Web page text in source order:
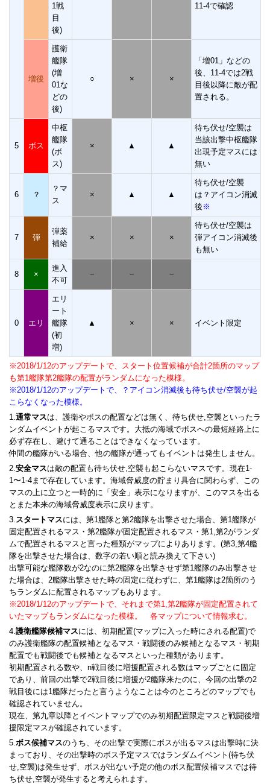
1戦
目
後)
11-4で確認
増後
護衛
艦隊
(増
01な
どの
後)
○ × ×
「増01」などの
後、11-4では2戦
目後以降に敵が配
置される。
5 ボス
中枢
艦隊
(ボ
ス)
× ▲ ▲
待ち伏せ/空襲は
当該出撃中枢艦隊
出現予定マスには
無い
6 ？
？マ
ス
× ▲ ▲
待ち伏せ/空襲
は？アイコン消滅
後 ※
7 弾
弾薬
補給
× × ×
待ち伏せ/空襲は
弾アイコン消滅後
も無い
8 ×
進入
不可
− − −
0 エリ
エリ
ート
艦隊
(初
増)
▲ × × イベント限定
※2018/1/12のアップデートで、スタート位置候補が合計2箇所のマップ
も第1艦隊第2艦隊の配置がランダムになった模様。
※2018/1/12のアップデートで、？アイコン消滅後も待ち伏せ/空襲が起
こらなくなった模様。
1. 通常マスは、護衛やボスの配置などは無く、待ち伏せ,空襲といったラ
ンダムイベントが起こるマスです。大抵の海域でボスへの最短経路上に
必ず存在し、避けて通ることはできなくなっています。
仲間の艦隊がいる場合、他の艦隊が通ってもイベントは発生しません。
2. 安全マスは敵の配置も待ち伏せ,空襲も起こらないマスです。現在1-
1〜1-4まで存在しています。海域脅威度の貯まり具合に関わらず、この
マスの上に立つと一時的に「安全」表示になりますが、このマスを出る
とまた本来の海域脅威度表示に戻ります。
3. スタートマスには、第1艦隊と第2艦隊を出撃させた場合、第1艦隊が
固定配置されるマス・第2艦隊が固定配置されるマス・第1,第2がランダ
ムで配置されるマスと言った種類がマップによりあります。(第3,第4艦
隊を出撃させた場合は、数字の若い順と読み換えて下さい)
出撃可能な艦隊数が2なのに第2艦隊を出撃させず第1艦隊のみ出撃させ
た場合は、2艦隊出撃させた時の固定に従わずに、第1艦隊は2箇所のう
ちランダムに配置されるマップもあります。
※2018/1/12のアップデートで、それまで第1,第2艦隊が固定配置されて
いたマップもランダムになった模様。 各マップについて情報求む。
4. 護衛艦隊候補マスには、初期配置(マップに入った時にされる配置)で
のみ護衛艦隊の配置候補となるマス・戦闘後のみ候補となるマス・初期
配置でも戦闘後でも候補となるマスといった種類があります。
初期配置される数や、n戦目後に増援配置される数はマップごとに固定
であり、前回の出撃で2戦目後に増援が2艦隊来たのに、今回の出撃の2
戦目後には1艦隊だったと言うようなことは今のところどのマップでも
確認されていません。
現在、第九章以降とイベントマップでのみ初期配置限定マスと戦闘後増
援限定マスが確認されています。
5. ボス候補マスのうち、その出撃で実際にボスが出るマスは出撃時に決
まっており、その出撃時のボス予定マスではランダムイベント(待ち伏
せ,空襲)は発生せず、ボスが出ない予定の他のボス配置候補マスでは待
ち伏せ,空襲が発生すると考えられます。